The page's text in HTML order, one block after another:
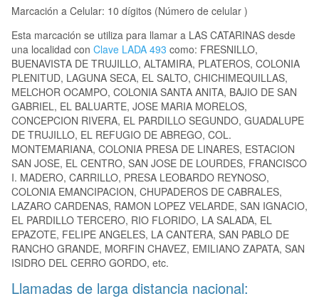
Marcación a Celular: 10 dígitos (Número de celular )
Esta marcación se utiliza para llamar a LAS CATARINAS desde
una localidad con Clave LADA 493 como: FRESNILLO,
BUENAVISTA DE TRUJILLO, ALTAMIRA, PLATEROS, COLONIA
PLENITUD, LAGUNA SECA, EL SALTO, CHICHIMEQUILLAS,
MELCHOR OCAMPO, COLONIA SANTA ANITA, BAJIO DE SAN
GABRIEL, EL BALUARTE, JOSE MARIA MORELOS,
CONCEPCION RIVERA, EL PARDILLO SEGUNDO, GUADALUPE
DE TRUJILLO, EL REFUGIO DE ABREGO, COL.
MONTEMARIANA, COLONIA PRESA DE LINARES, ESTACION
SAN JOSE, EL CENTRO, SAN JOSE DE LOURDES, FRANCISCO
I. MADERO, CARRILLO, PRESA LEOBARDO REYNOSO,
COLONIA EMANCIPACION, CHUPADEROS DE CABRALES,
LAZARO CARDENAS, RAMON LOPEZ VELARDE, SAN IGNACIO,
EL PARDILLO TERCERO, RIO FLORIDO, LA SALADA, EL
EPAZOTE, FELIPE ANGELES, LA CANTERA, SAN PABLO DE
RANCHO GRANDE, MORFIN CHAVEZ, EMILIANO ZAPATA, SAN
ISIDRO DEL CERRO GORDO, etc.
Llamadas de larga distancia nacional: